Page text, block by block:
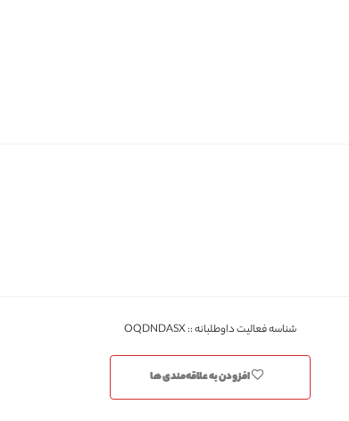
شناسه فعالیت داوطلبانه :: OQDNDASX
افزودن به علاقه‌مندی ها